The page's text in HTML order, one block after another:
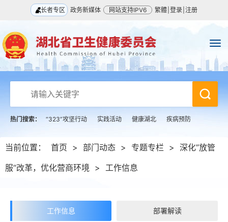
长者专区 政务新媒体 网站支持IPV6 繁體 登录 注册
热门搜索： “323”攻坚行动 实践活动 健康湖北 疾病预防
当前位置： 首页 > 部门动态 > 专题专栏 > 深化”放管
服“改革，优化营商环境 > 工作信息
工作信息 部署解读